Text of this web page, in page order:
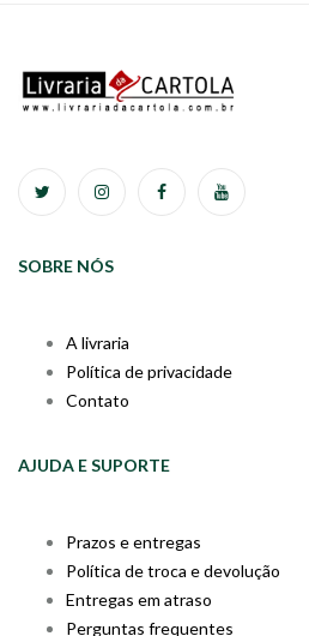
SOBRE NÓS
A livraria
Política de privacidade
Contato
AJUDA E SUPORTE
Prazos e entregas
Política de troca e devolução
Entregas em atraso
Perguntas frequentes